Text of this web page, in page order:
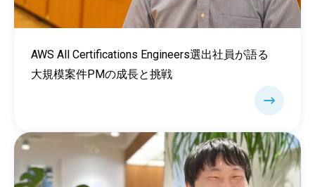
AWS All Certifications Engineers選出社員が語る
大規模案件PMの成長と挑戦